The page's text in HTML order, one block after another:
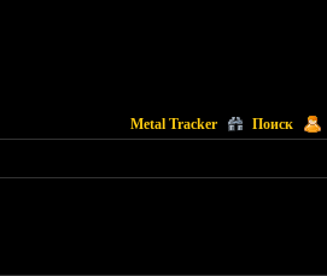
Metal Tracker Поиск